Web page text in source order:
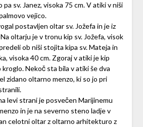
pa sv. Janez, visoka 75 cm. V atiki v niši
vejico.
postavljen oltar sv. Jožefa in je iz
oltarju je v tronu kip sv. Jožefa, visok
ob niši stojita kipa sv. Mateja in
visoka 40 cm. Zgoraj v atiki je kip
kroglo. Nekoč sta bila v atiki še dva
zidano oltarno menzo, ki so jo pri
levi strani je posvečen Marijinemu
in je na severno steno ladje v
celotni oltar z oltarno arhitekturo z